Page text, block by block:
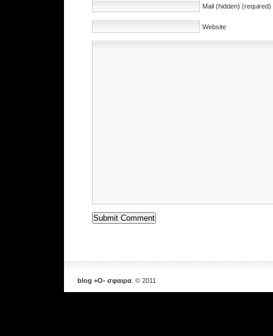
Mail (hidden) (required)
Website
blog +Ο- σφαιρα . © 2011